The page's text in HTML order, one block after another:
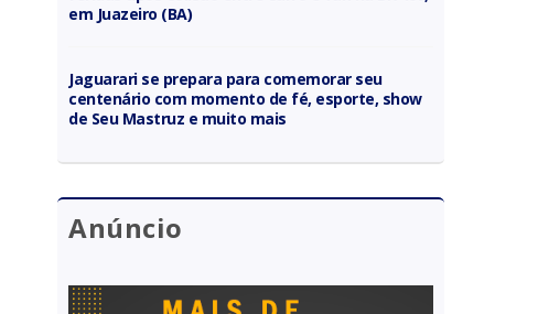
em Juazeiro (BA)
Jaguarari se prepara para comemorar seu
centenário com momento de fé, esporte, show
de Seu Mastruz e muito mais
Anúncio